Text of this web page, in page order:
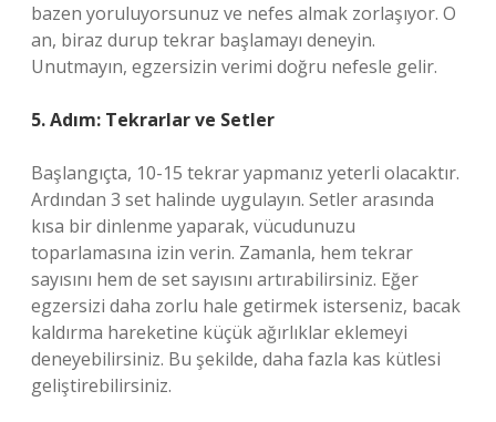
bazen yoruluyorsunuz ve nefes almak zorlaşıyor. O
an, biraz durup tekrar başlamayı deneyin.
Unutmayın, egzersizin verimi doğru nefesle gelir.
5. Adım: Tekrarlar ve Setler
Başlangıçta, 10-15 tekrar yapmanız yeterli olacaktır.
Ardından 3 set halinde uygulayın. Setler arasında
kısa bir dinlenme yaparak, vücudunuzu
toparlamasına izin verin. Zamanla, hem tekrar
sayısını hem de set sayısını artırabilirsiniz. Eğer
egzersizi daha zorlu hale getirmek isterseniz, bacak
kaldırma hareketine küçük ağırlıklar eklemeyi
deneyebilirsiniz. Bu şekilde, daha fazla kas kütlesi
geliştirebilirsiniz.